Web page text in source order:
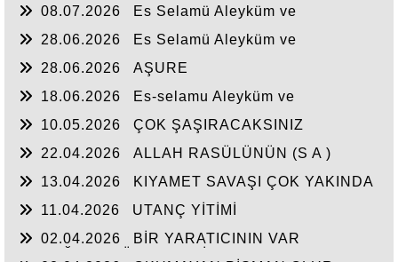
08.07.2026
Es Selamü Aleyküm ve
28.06.2026
Es Selamü Aleyküm ve
28.06.2026
AŞURE
18.06.2026
Es-selamu Aleyküm ve
10.05.2026
ÇOK ŞAŞIRACAKSINIZ
22.04.2026
ALLAH RASÜLÜNÜN (S A )
13.04.2026
KIYAMET SAVAŞI ÇOK YAKINDA
11.04.2026
UTANÇ YİTİMİ
02.04.2026
BİR YARATICININ VAR